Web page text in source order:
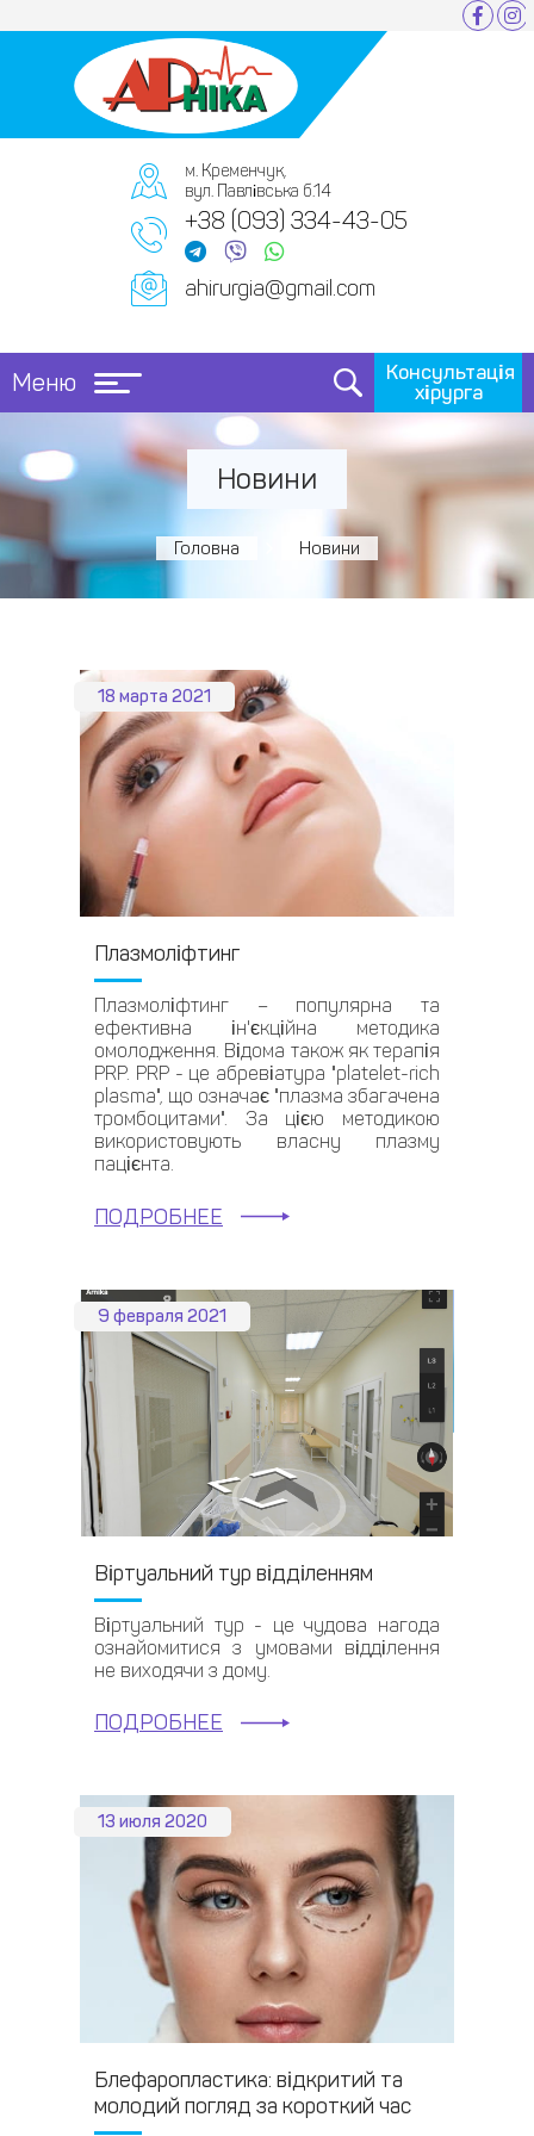
м. Кременчук,
вул. Павлівська б.14
+38 (093) 334-43-05
ahirurgia@gmail.com
Меню
Консультація
хірурга
Новини
Головна Новини
18 марта 2021
Плазмоліфтинг
Плазмоліфтинг – популярна та
ефективна ін'єкційна методика
омолодження. Відома також як терапія
PRP. PRP - це абревіатура "platelet-rich
plasma", що означає "плазма збагачена
тромбоцитами". За цією методикою
використовують власну плазму
пацієнта.
ПОДРОБНЕЕ
9 февраля 2021
Віртуальний тур відділенням
Віртуальний тур - це чудова нагода
ознайомитися з умовами відділення
не виходячи з дому.
ПОДРОБНЕЕ
13 июля 2020
Блефаропластика: відкритий та
молодий погляд за короткий час